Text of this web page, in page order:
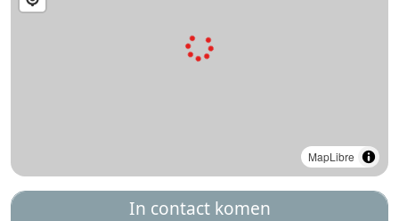
MapLibre
In contact komen